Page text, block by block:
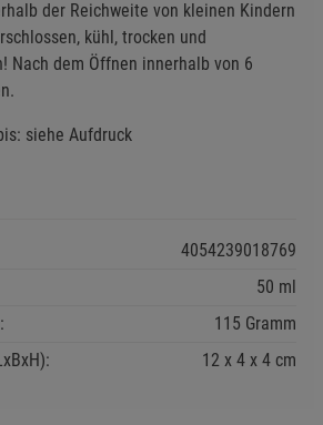
der Reichweite von kleinen Kindern
kühl, trocken und
Nach dem Öffnen innerhalb von 6
siehe Aufdruck
4054239018769
50 ml
115 Gramm
12 4 4 cm